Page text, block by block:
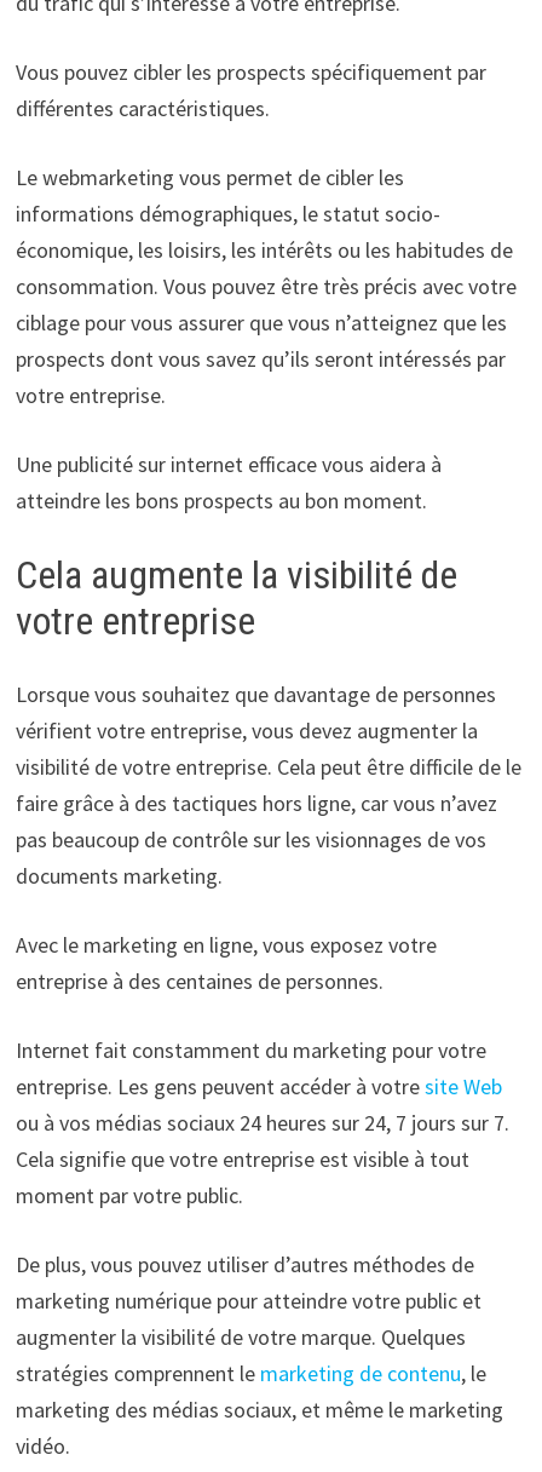
Vous pouvez cibler les prospects spécifiquement par
différentes caractéristiques.
Le webmarketing vous permet de cibler les
informations démographiques, le statut socio-
économique, les loisirs, les intérêts ou les habitudes de
consommation. Vous pouvez être très précis avec votre
ciblage pour vous assurer que vous n’atteignez que les
prospects dont vous savez qu’ils seront intéressés par
votre entreprise.
Une publicité sur internet efficace vous aidera à
atteindre les bons prospects au bon moment.
Cela augmente la visibilité de
votre entreprise
Lorsque vous souhaitez que davantage de personnes
vérifient votre entreprise, vous devez augmenter la
visibilité de votre entreprise. Cela peut être difficile de le
faire grâce à des tactiques hors ligne, car vous n’avez
pas beaucoup de contrôle sur les visionnages de vos
documents marketing.
Avec le marketing en ligne, vous exposez votre
entreprise à des centaines de personnes.
Internet fait constamment du marketing pour votre
entreprise. Les gens peuvent accéder à votresite Web
ou à vos médias sociaux 24 heures sur 24, 7 jours sur 7.
Cela signifie que votre entreprise est visible à tout
moment par votre public.
De plus, vous pouvez utiliser d’autres méthodes de
marketing numérique pour atteindre votre public et
augmenter la visibilité de votre marque. Quelques
stratégies comprennent le marketing de contenu, le
marketing des médias sociaux, et même le marketing
vidéo.